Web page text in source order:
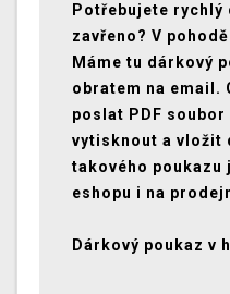
Potřebujete rychlý
zavřeno? V
Máme tu dárkový
obratem na email.
poslat PDF
vytisknout a vložit
takového poukazu
eshopu i na
Dárkový poukaz v